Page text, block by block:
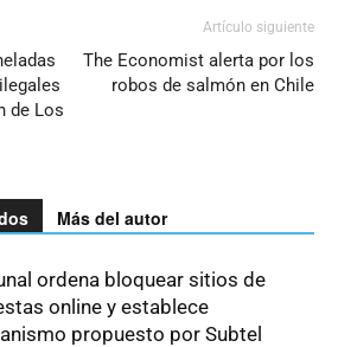
de Los
Artículo siguiente
The Economist alerta por los
robos de salmón en Chile
Más del autor
ordena bloquear sitios de
online y establece
propuesto por Subtel